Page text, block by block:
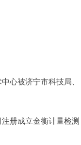
心被济宁市科技局、
册成立金衡计量检测